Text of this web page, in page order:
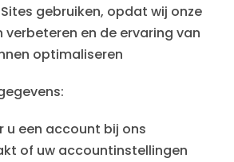
gebruiken, opdat wij onze
verbeteren en de ervaring van
optimaliseren
u een account bij ons
of uw accountinstellingen